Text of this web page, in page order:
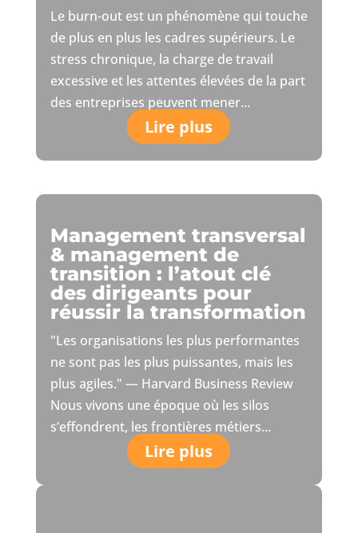
Le burn-out est un phénomène qui touche
de plus en plus les cadres supérieurs. Le
stress chronique, la charge de travail
excessive et les attentes élevées de la part
des entreprises peuvent mener...
Lire plus
Management transversal
& management de
transition : l’atout clé
des dirigeants pour
réussir la transformation
"Les organisations les plus performantes
ne sont pas les plus puissantes, mais les
plus agiles." — Harvard Business Review
Nous vivons une époque où les silos
s’effondrent, les frontières métiers...
Lire plus